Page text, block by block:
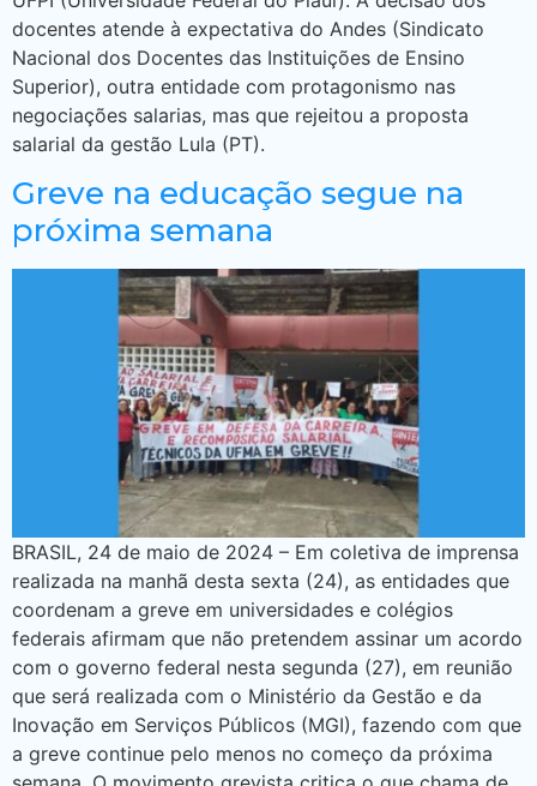
docentes atende à expectativa do Andes (Sindicato
Nacional dos Docentes das Instituições de Ensino
Superior), outra entidade com protagonismo nas
negociações salarias, mas que rejeitou a proposta
salarial da gestão Lula (PT).
Greve na educação segue na
próxima semana
BRASIL, 24 de maio de 2024 – Em coletiva de imprensa
realizada na manhã desta sexta (24), as entidades que
coordenam a greve em universidades e colégios
federais afirmam que não pretendem assinar um acordo
com o governo federal nesta segunda (27), em reunião
que será realizada com o Ministério da Gestão e da
Inovação em Serviços Públicos (MGI), fazendo com que
a greve continue pelo menos no começo da próxima